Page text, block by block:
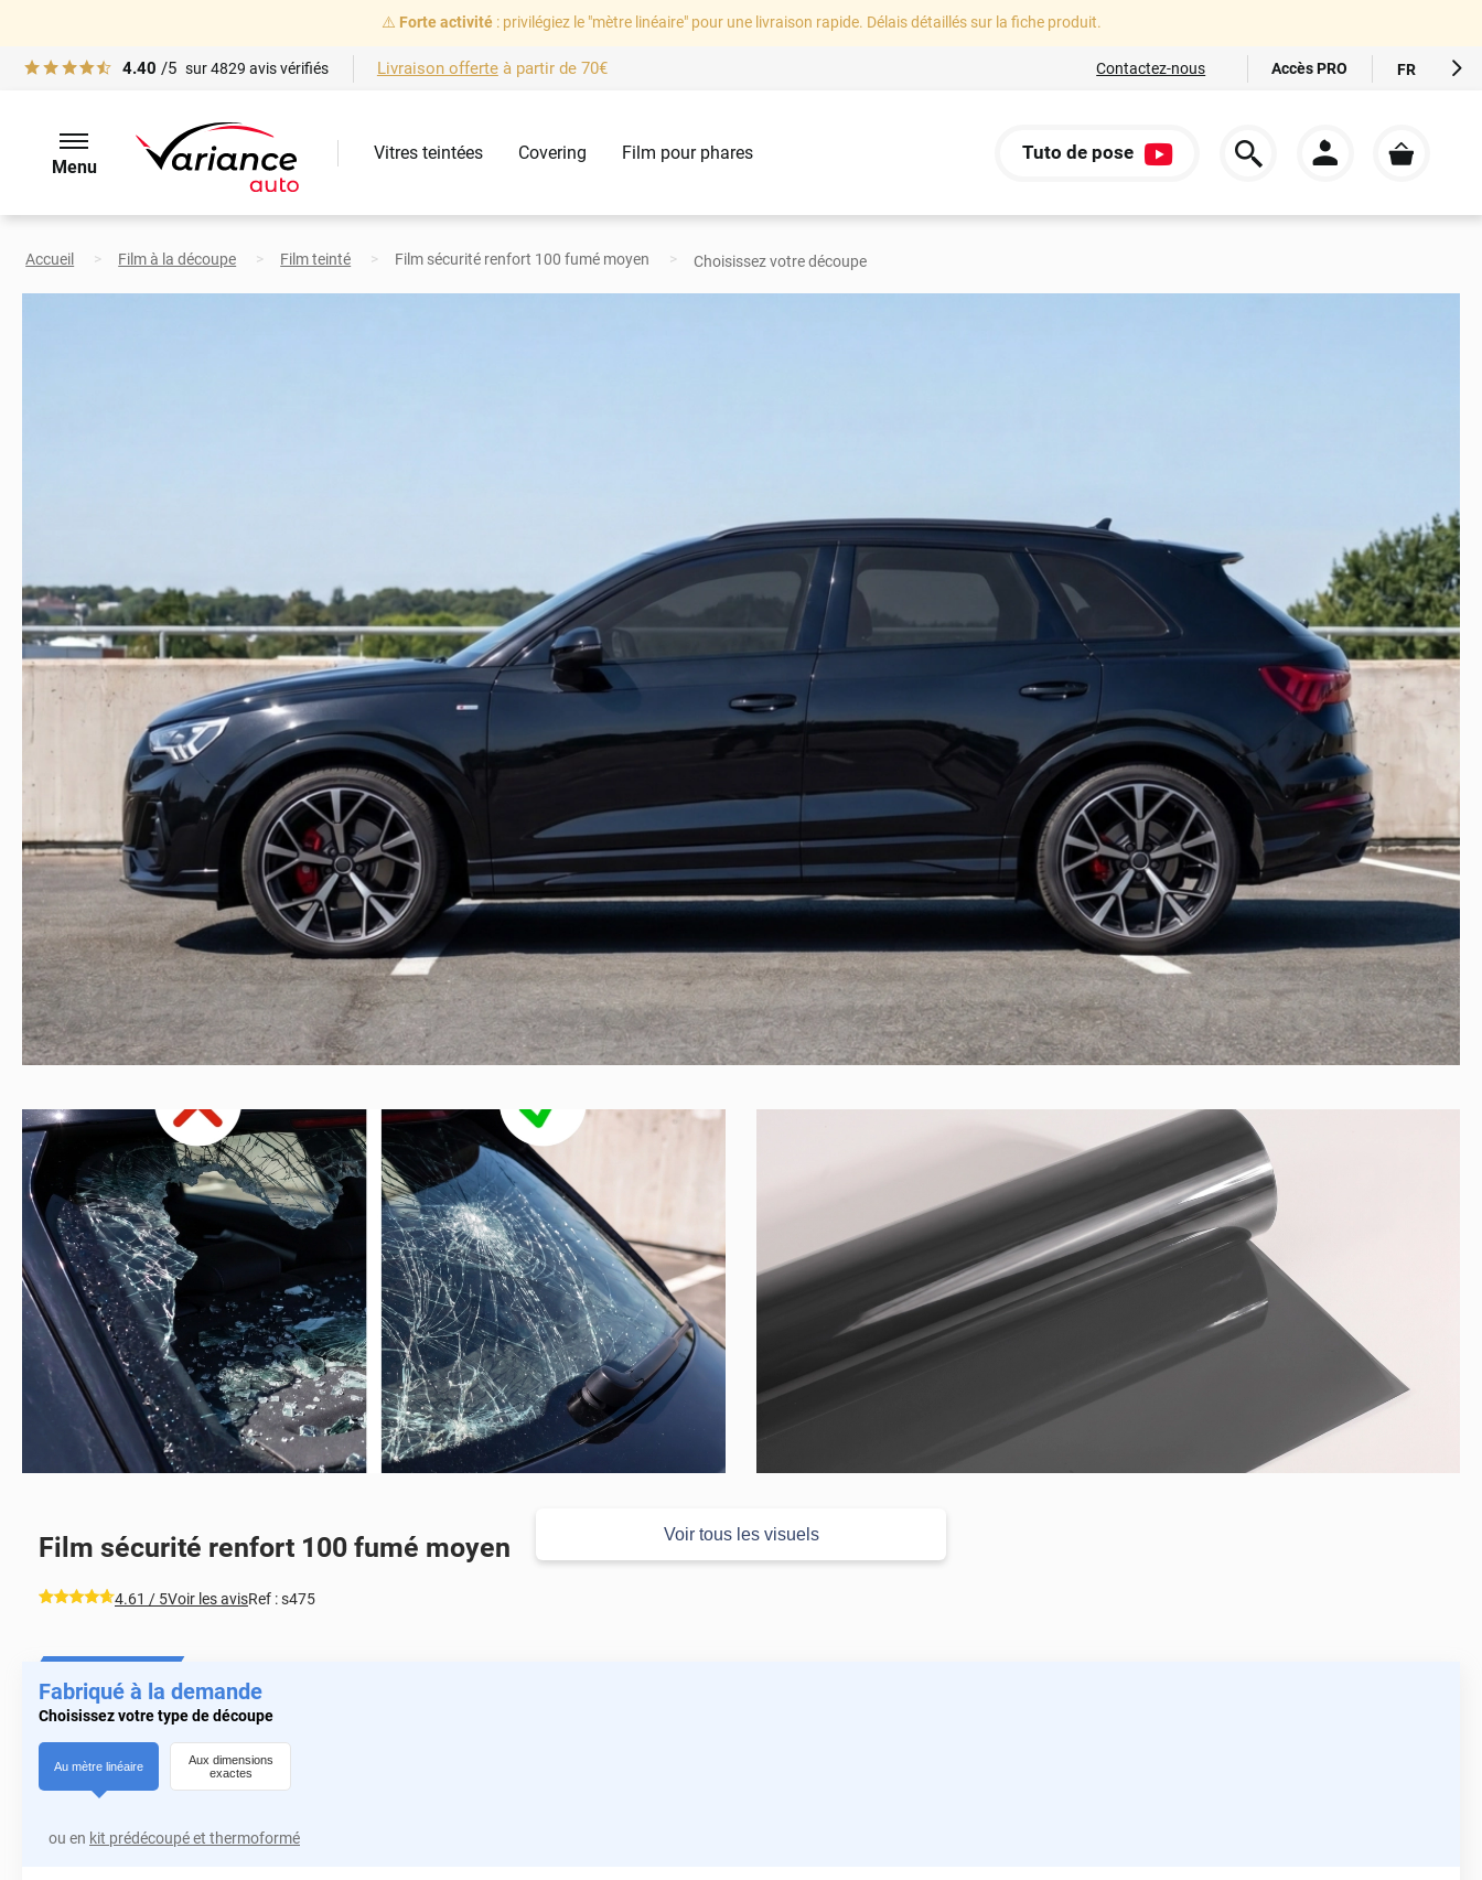
⚠️ Forte activité: privilégiez le "mètre linéaire" pour une livraison rapide. Délais détaillés sur la fiche produit.
4.40 /5 sur4829 avis vérifiés Livraison offerteà partir de 70€ Contactez-nous Accès PRO FR
Menu
Vitres teintées Covering Film pour phares Tuto de pose
Accueil Film à la découpe Film teinté Film sécurité renfort 100 fumé moyen Choisissez votre découpe
Voir tous les visuels
Film sécurité renfort 100 fumé moyen
*****
4.61 / 5Voir les avisRef :s475
Fabriqué à la demande
Choisissez votre type de découpe
Au mètre linéaire
Aux dimensions
exactes
ou en kit prédécoupé et thermoformé